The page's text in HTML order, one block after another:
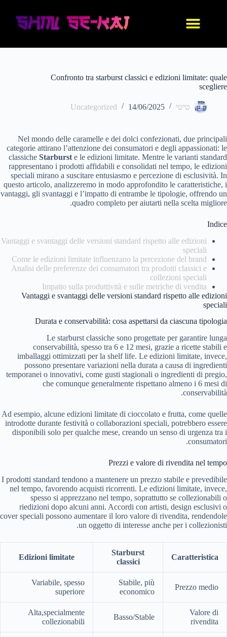
Confronto tra starburst classici e edizioni limitate: quale
scegliere
טיטי 14/06/2025
Uncategorized
Nel mondo delle caramelle e dei dolci confezionati, due principali
categorie attirano l’attenzione dei consumatori e degli appassionati: le
classiche Starburst e le edizioni limitate. Mentre le varianti standard
rappresentano i prodotti affidabili e consolidati nel tempo, le edizioni
speciali mirano a suscitare entusiasmo e percezione di esclusività. In
questo articolo, analizzeremo in modo approfondito le caratteristiche, i
vantaggi, gli svantaggi e l’impatto di entrambe le tipologie, offrendo un
quadro completo per aiutarti nella scelta migliore.
Indice
Vantaggi e svantaggi delle versioni standard rispetto alle edizioni
speciali
Come le edizioni limitate influenzano la percezione del brand
Analisi delle preferenze dei consumatori tra prodotti classici e
collezioni speciali
Impatto sulla produttività e sulle metriche di vendita
Vantaggi e svantaggi delle versioni standard rispetto alle edizioni
speciali
Durata e conservabilità: cosa aspettarsi da ciascuna tipologia
Le starburst classiche sono progettate per garantire lunga
conservabilità, spesso tra 6 e 12 mesi, grazie a ricette stabili e
imballaggi ottimizzati per la shelf life. Le edizioni limitate, invece,
possono presentare variazioni nella durata a causa di ingredienti
temporanei o innovativi, come gusti stagionali o ingredienti di pregio,
che comunque generalmente rispettano almeno i 6 mesi di
conservabilità.
Ad esempio, alcune edizioni limitate di cioccolato e frutta, come quelle
introdotte durante festività o collaborazioni speciali, potrebbero essere
disponibili solo per qualche mese, creando un senso di urgenza tra i
consumatori.
Prezzi e valore di rivendita nel tempo
I prodotti standard tendono a mantenere un prezzo stabile e prevedibile
nel tempo, favorendo acquisti ricorrenti. Le edizioni limitate, invece,
spesso si apprezzano nel tempo, soprattutto se collezionabili o
riedizioni dopo alcuni anni. Accordi con artisti, design esclusivi o
cover speciali possono aumentare il loro valore di rivendita, rendendole
un oggetto di interesse anche per i collezionisti.
Caratteristica
Starburst
classici
Edizioni limitate
Prezzo medio
Stabile, più
economico
Variabile, spesso
superiore
Valore di
rivendita
Basso/Stable
Alta,specialmente
collezionabili